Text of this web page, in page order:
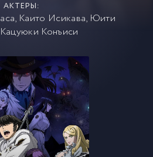
АКТЕРЫ:
, Каито Исикава, Юити
Кацуюки Конъиси